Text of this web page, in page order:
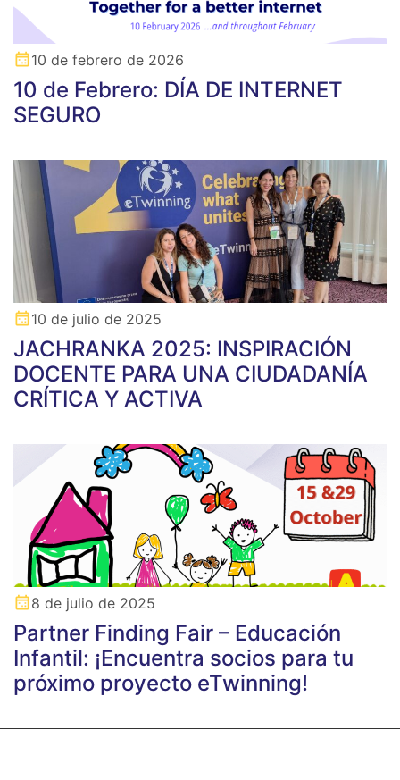
10 de febrero de 2026
10 de Febrero: DÍA DE INTERNET
SEGURO
10 de julio de 2025
JACHRANKA 2025: INSPIRACIÓN
DOCENTE PARA UNA CIUDADANÍA
CRÍTICA Y ACTIVA
8 de julio de 2025
Partner Finding Fair – Educación
Infantil: ¡Encuentra socios para tu
próximo proyecto eTwinning!